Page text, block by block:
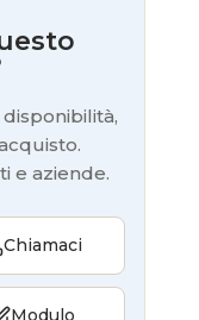
e aziende.
Chiamaci
Modulo